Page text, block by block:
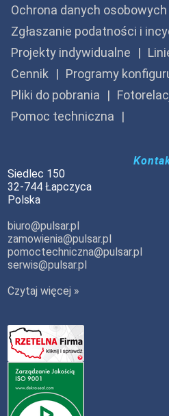
Ochrona danych osobowych
Zgłaszanie podatności i
Projekty indywidualne
Cennik
Programy
Pliki do pobrania
Pomoc techniczna
Siedlec 150
32-744 Łapczyca
Polska
biuro@pulsar.pl
zamowienia@pulsar.pl
pomoctechniczna@pulsar.pl
serwis@pulsar.pl
Czytaj więcej »